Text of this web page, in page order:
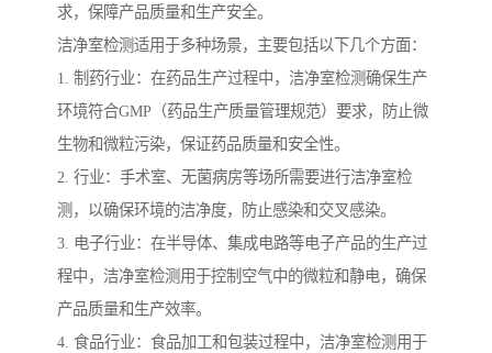
求，保障产品质量和生产安全。
洁净室检测适用于多种场景，主要包括以下几个方面：
1. 制药行业：在药品生产过程中，洁净室检测确保生产
环境符合GMP（药品生产质量管理规范）要求，防止微
生物和微粒污染，保证药品质量和安全性。
2. 行业：手术室、无菌病房等场所需要进行洁净室检
测，以确保环境的洁净度，防止感染和交叉感染。
3. 电子行业：在半导体、集成电路等电子产品的生产过
程中，洁净室检测用于控制空气中的微粒和静电，确保
产品质量和生产效率。
4. 食品行业：食品加工和包装过程中，洁净室检测用于